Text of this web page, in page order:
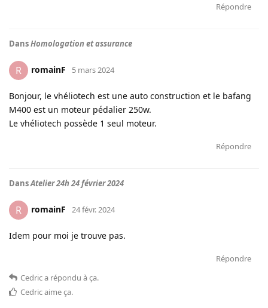
Répondre
DansHomologation et assurance
R romainF 5 mars 2024
Bonjour, le vhéliotech est une auto construction et le bafang
M400 est un moteur pédalier 250w.
Le vhéliotech possède 1 seul moteur.
Répondre
DansAtelier 24h 24 février 2024
R romainF 24 févr. 2024
Idem pour moi je trouve pas.
Répondre
Cedrica répondu à ça.
Cedricaime ça.